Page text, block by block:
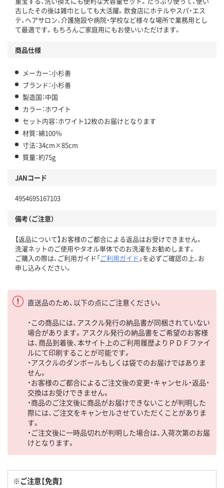
古したその後は雑巾としても大活躍。飲食店にホテルやスパ・エス
テ、ヘアサロン、介護施設や病院・学校など様々な場所で業務用とし
て最適です。もちろんご家庭用にもお使いいただけます。
商品仕様
メーカー：小杉善
ブランド：小杉善
製造国：中国
カラー：ホワイト
セット内容：ホワイト12枚のお届けとなります
材質：綿100％
寸法：34cm×85cm
質量：約75g
JANコード
4954695167103
備考（ご注意）
【返品について】お客様のご都合による返品はお受けできません。
洗濯ネットのご使用やタオル単体でのお洗濯をお勧めします。
ご購入の際は、ご利用ガイド「ご利用ガイド 」を必ずご確認の上、お
申し込みください。
直送品のため、以下の点にご注意ください。
・この商品には、アスクル発行の納品書が同梱されていない
場合があります。アスクル発行の納品書をご希望のお客様
は、商品到着後、本サイト上のご利用履歴よりＰＤＦファイ
ルにて印刷することが可能です。
・アスクルのダンボールもしくは袋でのお届けではありま
せん。
・お客様のご都合によるご注文後の変更・キャンセル・返品・
交換はお受けできません。
・商品のご注文後に商品がお届けできないことが判明した
際には、ご注文をキャンセルさせていただくことがありま
す。
・ご注文後に一時品切れが判明した場合は、入荷次第のお届
けとなります。
※ご注意【免責】